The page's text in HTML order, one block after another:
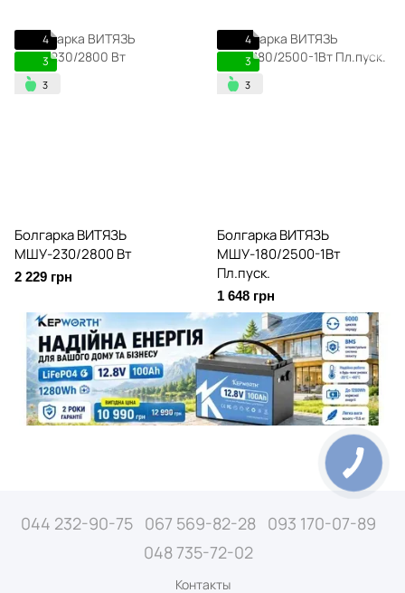
4
3
Болгарка ВИТЯЗЬ
МШУ-230/2800 Вт
2 229 грн
4
3
Болгарка ВИТЯЗЬ
МШУ-180/2500-1Вт
Пл.пуск.
1 648 грн
044 232-90-75 067 569-82-28
093 170-07-89
048 735-72-02
Контакты